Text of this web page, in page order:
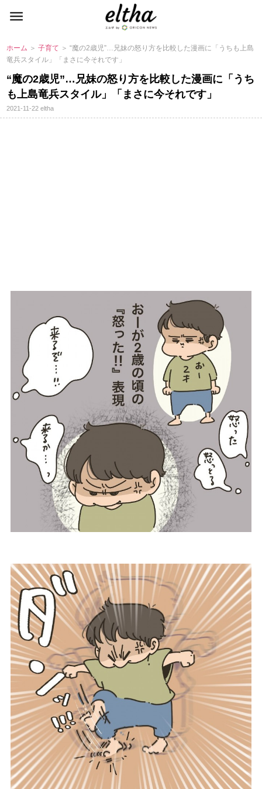
ホーム ＞子育て ＞ “魔の2歳児”…兄妹の怒り方を比較した漫画に「うちも上島
竜兵スタイル」「まさに今それです」
“魔の2歳児”…兄妹の怒り方を比較した漫画に「うち
も上島竜兵スタイル」「まさに今それです」
2021-11-22eltha